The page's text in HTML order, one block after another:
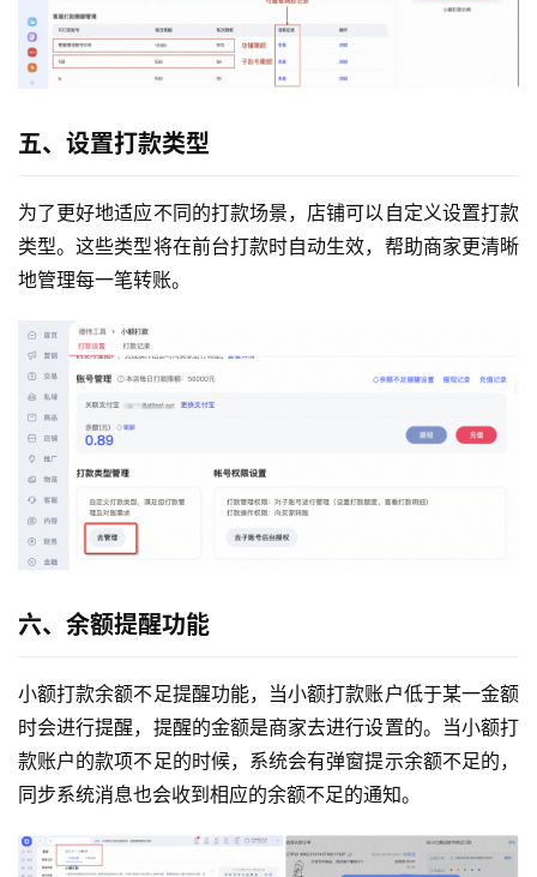
五、设置打款类型
为了更好地适应不同的打款场景，店铺可以自定义设置打款
类型。这些类型将在前台打款时自动生效，帮助商家更清晰
地管理每一笔转账。
六、余额提醒功能
小额打款余额不足提醒功能，当小额打款账户低于某一金额
时会进行提醒，提醒的金额是商家去进行设置的。当小额打
款账户的款项不足的时候，系统会有弹窗提示余额不足的，
同步系统消息也会收到相应的余额不足的通知。